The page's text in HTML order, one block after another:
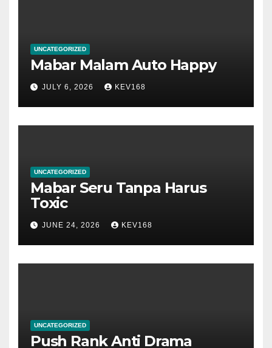
UNCATEGORIZED
Mabar Malam Auto Happy
JULY 6, 2026 KEV168
UNCATEGORIZED
Mabar Seru Tanpa Harus
Toxic
JUNE 24, 2026 KEV168
UNCATEGORIZED
Push Rank Anti Drama